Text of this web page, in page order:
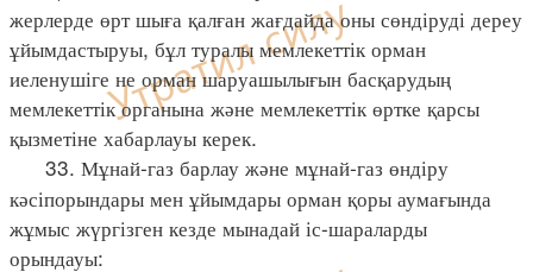
жерлерде өрт шыға қалған жағдайда оны сөндіруді дереу
ұйымдастыруы, бұл туралы мемлекеттік орман
иеленушіге не орман шаруашылығын басқарудың
мемлекеттік органына және мемлекеттік өртке қарсы
қызметіне хабарлауы керек.
33. Мұнай-газ барлау және мұнай-газ өндіру
кәсіпорындары мен ұйымдары орман қоры аумағында
жұмыс жүргізген кезде мынадай іс-шараларды
орындауы: